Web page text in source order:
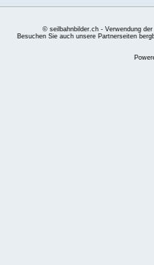
© seilbahnbilder.ch - Verwendung
Besuchen Sie auch unsere Partnerseiten